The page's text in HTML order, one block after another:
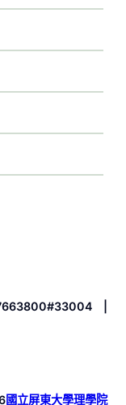
國立屏東大學理學院